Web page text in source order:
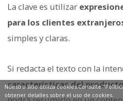
La clave es utilizar
para los clientes
simples y claras.
Si redacta el texto con la
características del
Nuestro sitio utiliza cookies.Consulte
obtener detalles sobre el uso de cookies.